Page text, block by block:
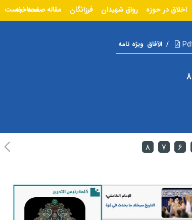
اخلاق در حوزه رواق شهیدان فرزانگان مقاله مصاحبه
صفحه نخست
/ الآفاق ویژه نامه
۸
۶ ۷ ۸